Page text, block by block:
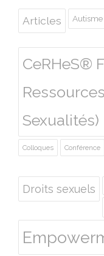
Articles Autisme
CeRHeS®
Sexualités)
Colloques Conférence
Droits sexuels